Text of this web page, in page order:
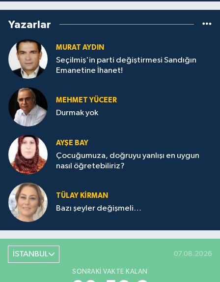
Yazarlar
MURAT AYDIN
Seçilmiş'in parti değiştirmesi Sandığın
Emanetine İhanet!
MEHMET YÜCEER
Durmak yok
AYŞE BAY
Çocuğumuza, doğruyu yanlışı en uygun
nasıl öğretebiliriz?
TÜLAY KİRMAN
Bazı şeyler değişmeli…
İSTANBUL 07.08.2026
SONRAKI VAKTE KALAN